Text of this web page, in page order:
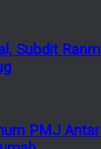
Subdit
PMJ